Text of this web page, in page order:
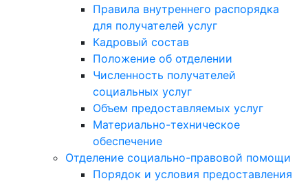
Правила внутреннего распорядка
для получателей услуг
Кадровый состав
Положение об отделении
Численность получателей
социальных услуг
Объем предоставляемых услуг
Материально-техническое
обеспечение
Отделение социально-правовой помощи
Порядок и условия предоставления